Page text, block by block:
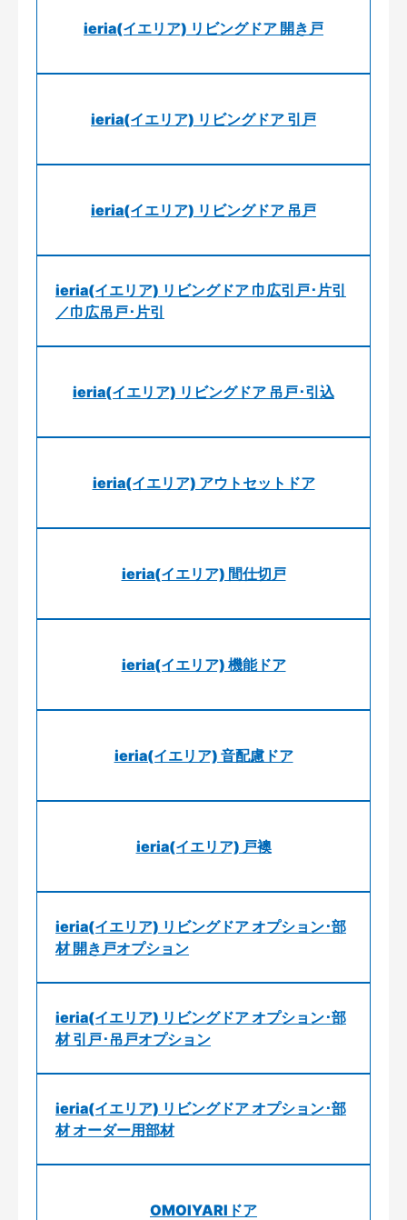
ieria(イエリア) リビングドア 開き戸
ieria(イエリア) リビングドア 引戸
ieria(イエリア) リビングドア 吊戸
ieria(イエリア) リビングドア 巾広引戸･片引
／巾広吊戸･片引
ieria(イエリア) リビングドア 吊戸･引込
ieria(イエリア) アウトセットドア
ieria(イエリア) 間仕切戸
ieria(イエリア) 機能ドア
ieria(イエリア) 音配慮ドア
ieria(イエリア) 戸襖
ieria(イエリア) リビングドア オプション･部
材 開き戸オプション
ieria(イエリア) リビングドア オプション･部
材 引戸･吊戸オプション
ieria(イエリア) リビングドア オプション･部
材 オーダー用部材
OMOIYARIドア